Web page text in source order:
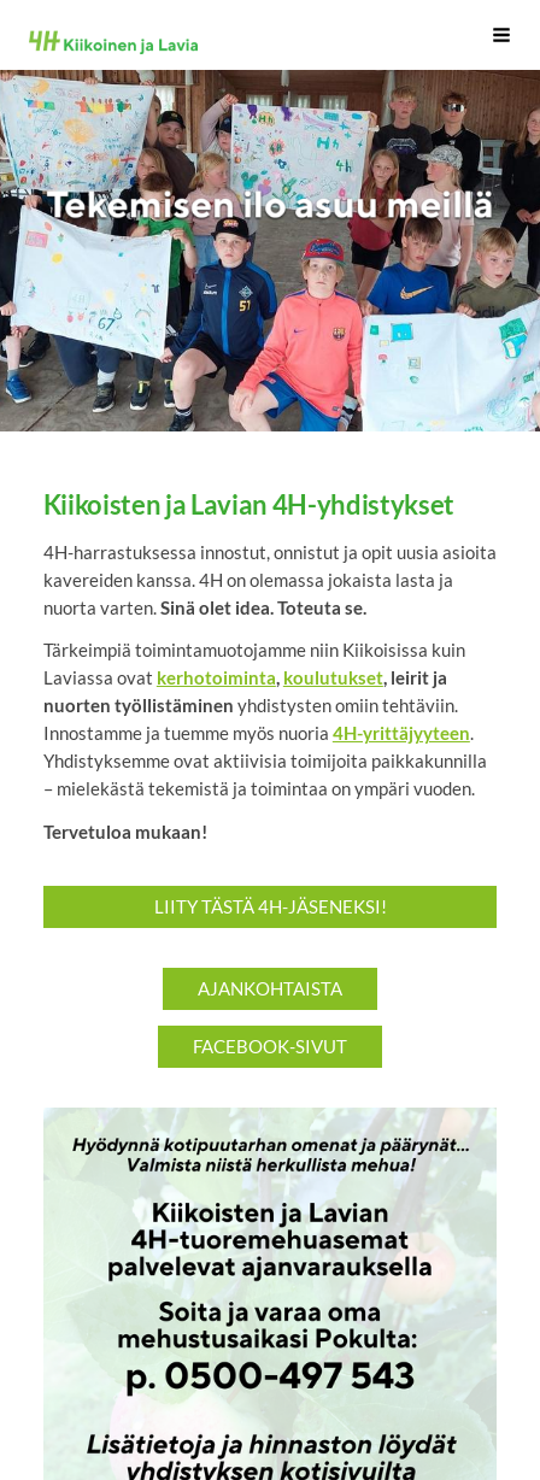
Siirry
sivun
sisältöön
Kiikoinen
Kiikoisten ja Lavian 4H-yhdistykset
4H-harrastuksessa innostut, onnistut ja opit uusia asioita
kavereiden kanssa. 4H on olemassa jokaista lasta ja
nuorta varten. Sinä olet idea. Toteuta se.
Tärkeimpiä toimintamuotojamme niin Kiikoisissa kuin
Laviassa ovat kerhotoiminta, koulutukset, leirit ja
nuorten työllistäminen yhdistysten omiin tehtäviin.
Innostamme ja tuemme myös nuoria 4H-yrittäjyyteen.
Yhdistyksemme ovat aktiivisia toimijoita paikkakunnilla
– mielekästä tekemistä ja toimintaa on ympäri vuoden.
Tervetuloa mukaan!
LIITY TÄSTÄ 4H-JÄSENEKSI!
AJANKOHTAISTA
FACEBOOK-SIVUT